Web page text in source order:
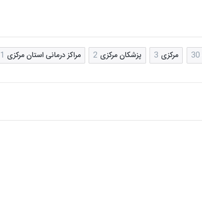
30 مرکزی 3 پزشکان مرکزی 2 مراکز درمانی استان مرکزی 1